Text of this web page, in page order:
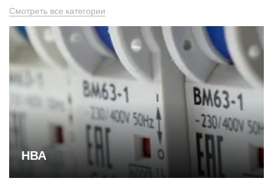
Смотреть все категории
НВА